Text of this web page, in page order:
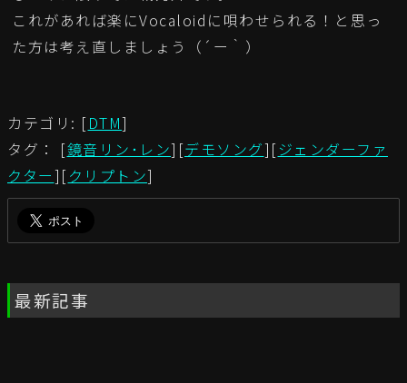
これがあれば楽にVocaloidに唄わせられる！と思っ
た方は考え直しましょう（´ー｀）
カテゴリ: [DTM]
タグ： [鏡音リン･レン][デモソング][ジェンダーファ
クター][クリプトン]
最新記事